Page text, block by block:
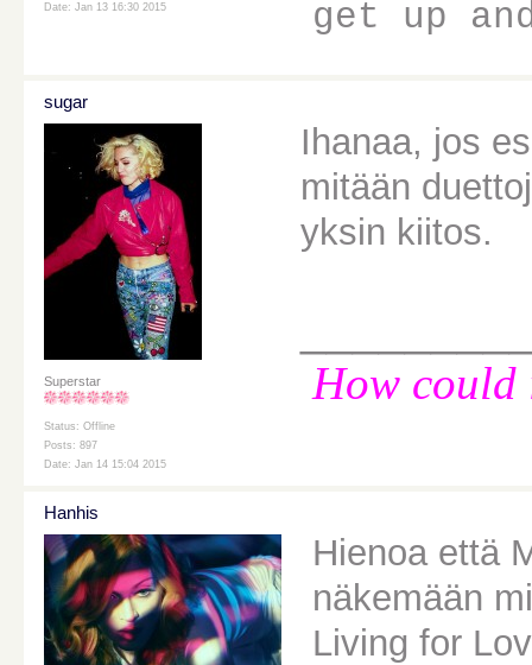
Date: Jan 13 16:30 2015
get up
sugar
Superstar
Status: Offline
Posts: 897
Date: Jan 14 15:04 2015
Ihanaa, jos
mitään
yksin kiitos.
How could
Hanhis
Hienoa että
näkemään
Living for